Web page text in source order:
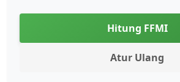
Hitung FFMI
Atur Ulang